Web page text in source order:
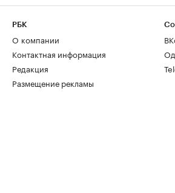
РБК
О компании
Контактная информация
Редакция
Размещение рекламы